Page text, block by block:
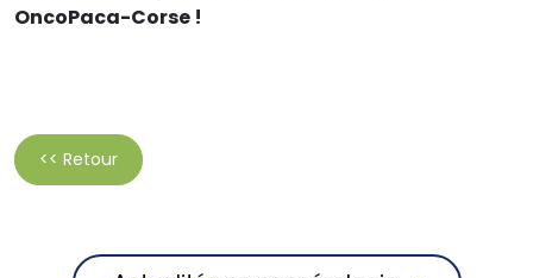
OncoPaca-Corse !
<< Retour